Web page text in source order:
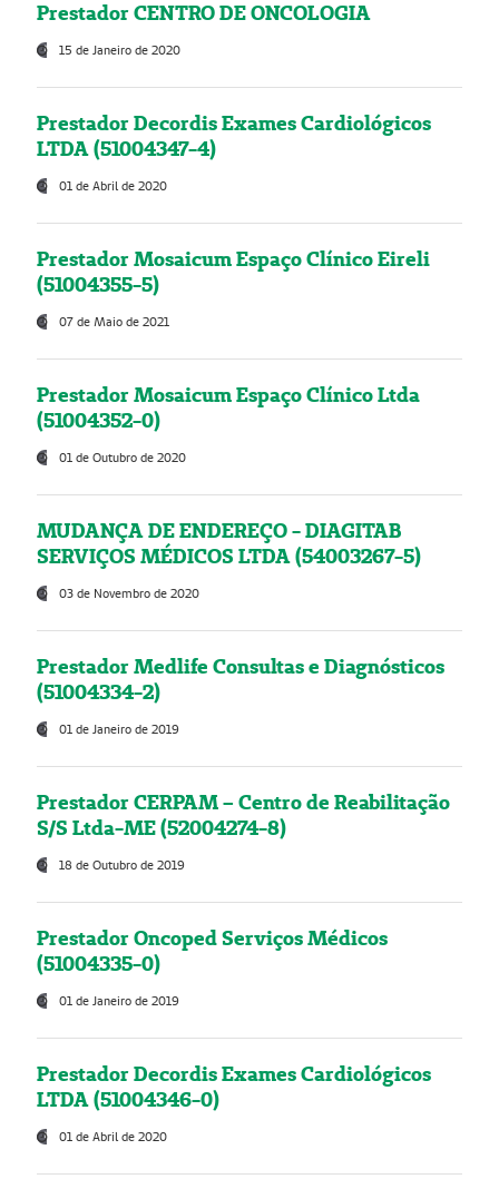
Prestador CENTRO DE ONCOLOGIA
15 de Janeiro de 2020
Prestador Decordis Exames Cardiológicos
LTDA (51004347-4)
01 de Abril de 2020
Prestador Mosaicum Espaço Clínico Eireli
(51004355-5)
07 de Maio de 2021
Prestador Mosaicum Espaço Clínico Ltda
(51004352-0)
01 de Outubro de 2020
MUDANÇA DE ENDEREÇO - DIAGITAB
SERVIÇOS MÉDICOS LTDA (54003267-5)
03 de Novembro de 2020
Prestador Medlife Consultas e Diagnósticos
(51004334-2)
01 de Janeiro de 2019
Prestador CERPAM – Centro de Reabilitação
S/S Ltda-ME (52004274-8)
18 de Outubro de 2019
Prestador Oncoped Serviços Médicos
(51004335-0)
01 de Janeiro de 2019
Prestador Decordis Exames Cardiológicos
LTDA (51004346-0)
01 de Abril de 2020